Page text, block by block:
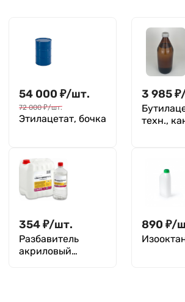
54 000 ₽/шт.
72 000 ₽/шт.
Этилацетат, бочка
3 985₽
техн.,
354₽/шт.
Разбавитель
акриловый
890 ₽/